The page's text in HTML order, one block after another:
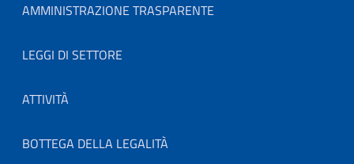
AMMINISTRAZIONE TRASPARENTE
LEGGI DI SETTORE
ATTIVITÀ
BOTTEGA DELLA LEGALITÀ